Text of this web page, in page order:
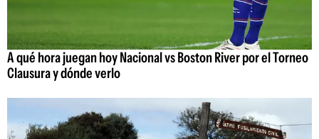
A qué hora juegan hoy Nacional vs Boston River por el Torneo
Clausura y dónde verlo